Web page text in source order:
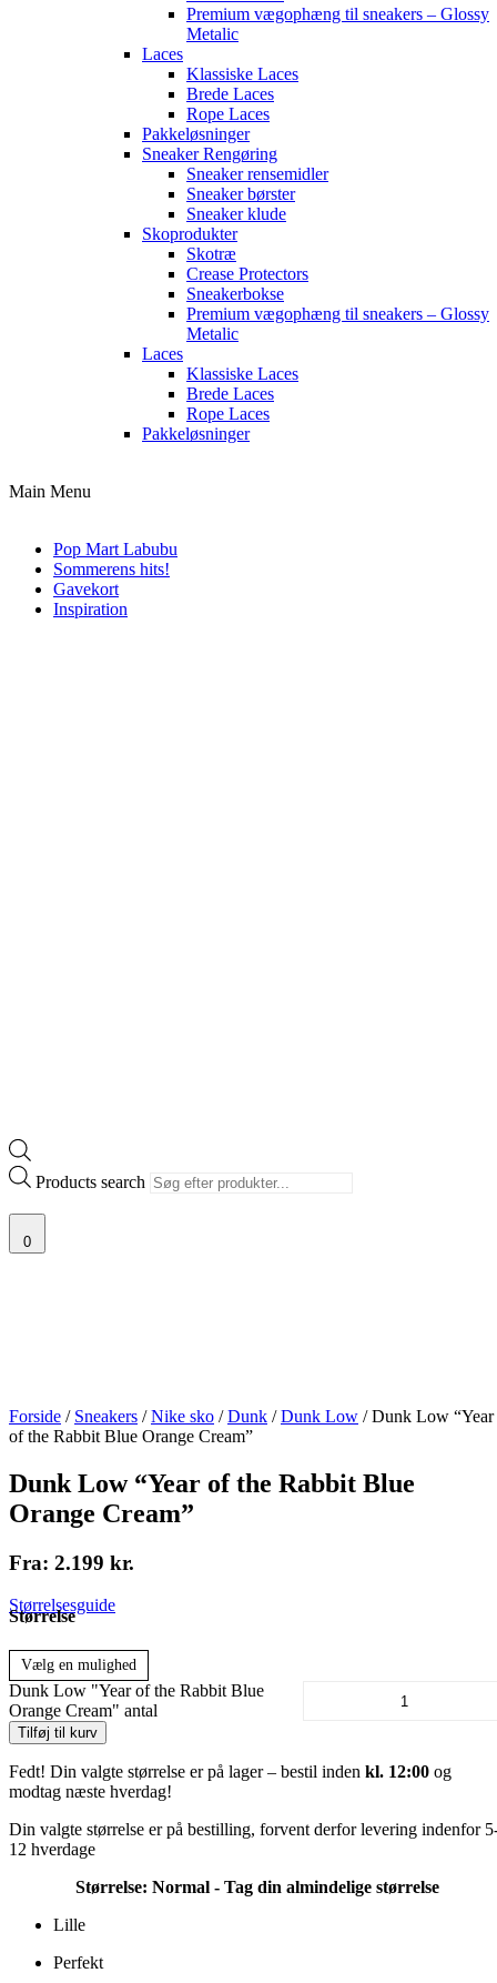
Premium vægophæng til sneakers – Glossy
Metalic
Laces
Klassiske Laces
Brede Laces
Rope Laces
Pakkeløsninger
Sneaker Rengøring
Sneaker rensemidler
Sneaker børster
Sneaker klude
Skoprodukter
Skotræ
Crease Protectors
Sneakerbokse
Premium vægophæng til sneakers – Glossy
Metalic
Laces
Klassiske Laces
Brede Laces
Rope Laces
Pakkeløsninger
Main Menu
Pop Mart Labubu
Sommerens hits!
Gavekort
Inspiration
Products search
0
Forside / Sneakers /Nike sko /Dunk /Dunk Low / Dunk Low “Year
of the Rabbit Blue Orange Cream”
Dunk Low “Year of the Rabbit Blue
Orange Cream”
Fra: 2.199 kr.
Størrelsesguide
Størrelse
Vælg en mulighed
Dunk Low "Year of the Rabbit Blue
Orange Cream" antal
Tilføj til kurv
Fedt! Din valgte størrelse er på lager – bestil inden kl. 12:00 og
modtag næste hverdag!
Din valgte størrelse er på bestilling, forvent derfor levering indenfor
12 hverdage
Størrelse: Normal - Tag din almindelige størrelse
Lille
Perfekt